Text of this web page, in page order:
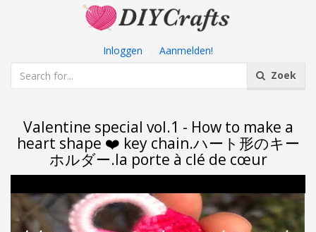
Inloggen
Aanmelden!
Zoek
Valentine special vol.1 - How to make a
heart shape ❤️ key chain.ハート形のキー
ホルダー.la porte à clé de cœur